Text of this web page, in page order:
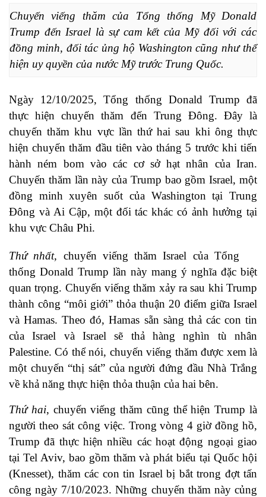
Chuyến viếng thăm của Tổng thống Mỹ Donald
Trump đến Israel là sự cam kết của Mỹ đối với các
đồng minh, đối tác ủng hộ Washington cũng như thể
hiện uy quyền của nước Mỹ trước Trung Quốc.
Ngày 12/10/2025, Tổng thống Donald Trump đã
thực hiện chuyến thăm đến Trung Đông. Đây là
chuyến thăm khu vực lần thứ hai sau khi ông thực
hiện chuyến thăm đầu tiên vào tháng 5 trước khi tiến
hành ném bom vào các cơ sở hạt nhân của Iran.
Chuyến thăm lần này của Trump bao gồm Israel, một
đồng minh xuyên suốt của Washington tại Trung
Đông và Ai Cập, một đối tác khác có ảnh hưởng tại
khu vực Châu Phi.
Thứ nhất, chuyến viếng thăm Israel của Tổng
thống Donald Trump lần này mang ý nghĩa đặc biệt
quan trọng. Chuyến viếng thăm xảy ra sau khi Trump
thành công “môi giới” thỏa thuận 20 điểm giữa Israel
và Hamas. Theo đó, Hamas sẵn sàng thả các con tin
của Israel và Israel sẽ thả hàng nghìn tù nhân
Palestine. Có thể nói, chuyến viếng thăm được xem là
một chuyến “thị sát” của người đứng đầu Nhà Trắng
về khả năng thực hiện thỏa thuận của hai bên.
Thứ hai, chuyến viếng thăm cũng thể hiện Trump là
người theo sát công việc. Trong vòng 4 giờ đồng hồ,
Trump đã thực hiện nhiều các hoạt động ngoại giao
tại Tel Aviv, bao gồm thăm và phát biểu tại Quốc hội
(Knesset), thăm các con tin Israel bị bắt trong đợt tấn
công ngày 7/10/2023. Những chuyến thăm này củng